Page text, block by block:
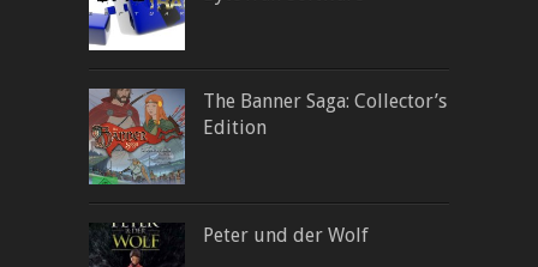
The Banner Saga: Collector’s
Edition
Peter und der Wolf